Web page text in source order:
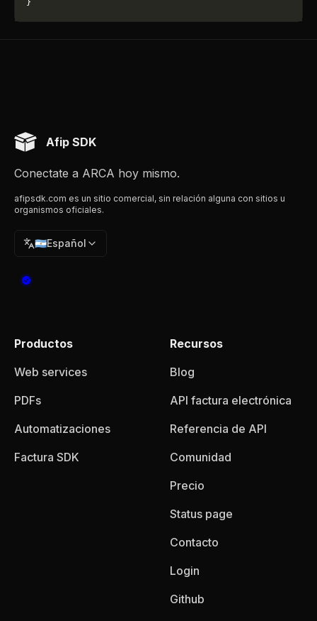
}
Afip SDK
Conectate a ARCA hoy mismo.
afipsdk.com es un sitio comercial, sin relación alguna con sitios u
organismos oficiales.
🇦🇷Español
Productos
Web services
PDFs
Automatizaciones
Factura SDK
Recursos
Blog
API factura electrónica
Referencia de API
Comunidad
Precio
Status page
Contacto
Login
Github